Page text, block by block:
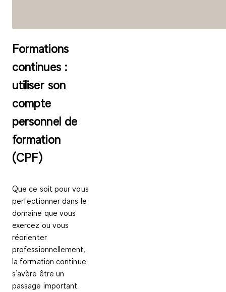
Formations
continues :
utiliser son
compte
personnel de
formation
(CPF)
Que ce soit pour vous
perfectionner dans le
domaine que vous
exercez ou vous
réorienter
professionnellement,
la formation continue
s’avère être un
passage important